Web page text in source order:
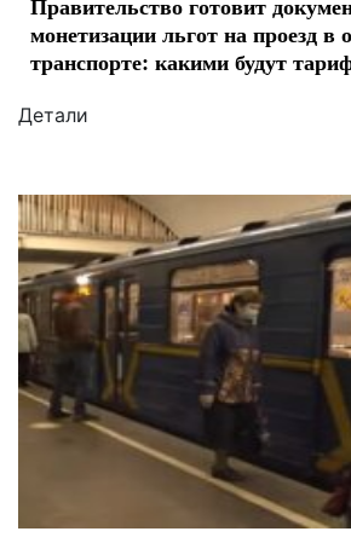
Правительство готовит
монетизации льгот на проезд в
транспорте: какими будут
Детали